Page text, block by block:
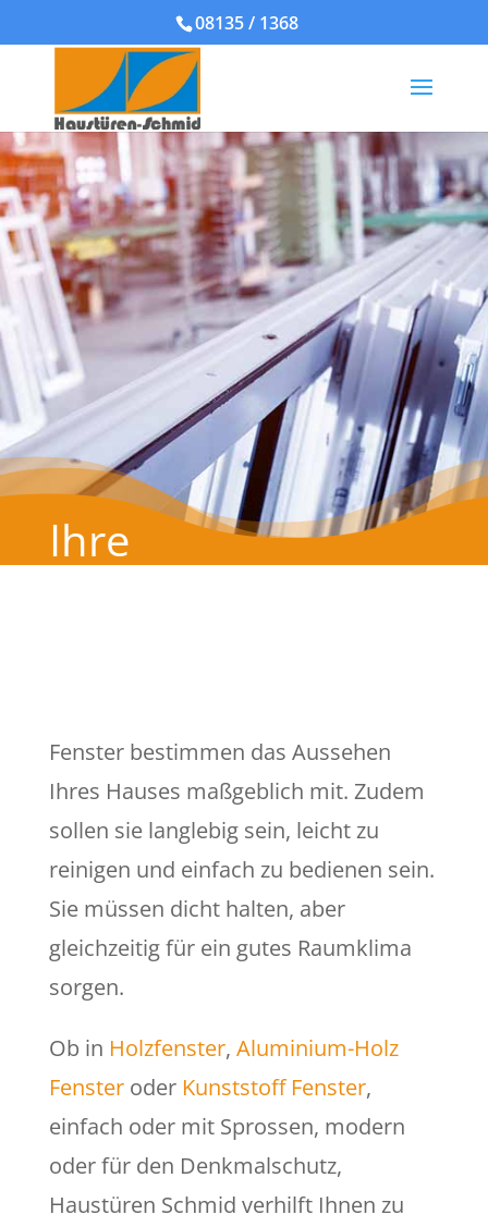
08135 / 1368
Ihre
Wunschfenster
Fenster bestimmen das Aussehen
Ihres Hauses maßgeblich mit. Zudem
sollen sie langlebig sein, leicht zu
reinigen und einfach zu bedienen sein.
Sie müssen dicht halten, aber
gleichzeitig für ein gutes Raumklima
sorgen.
Ob in Holzfenster, Aluminium-Holz
Fenster oder Kunststoff Fenster,
einfach oder mit Sprossen, modern
oder für den Denkmalschutz,
Haustüren Schmid verhilft Ihnen zu